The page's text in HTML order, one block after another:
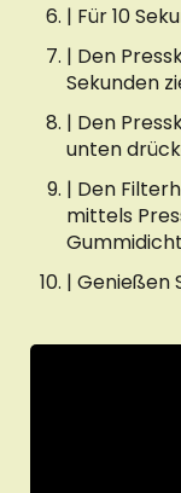
| Für 10
| Den
Sekunden
| Den
unten
| Den
mittels
| Genießen